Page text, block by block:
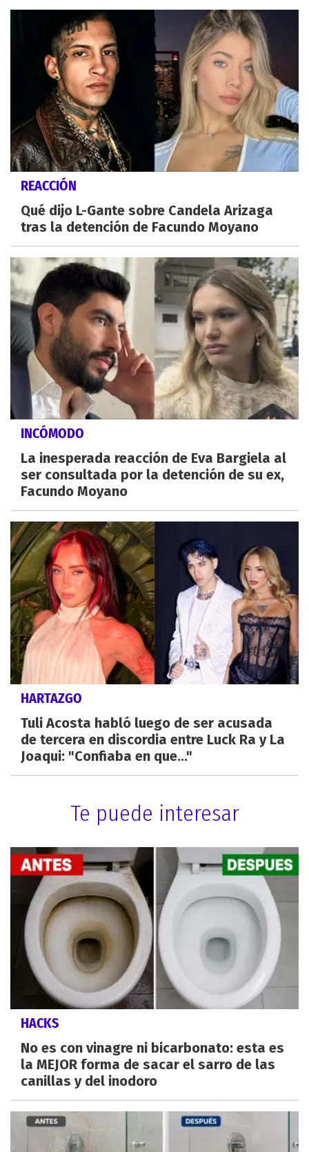
REACCIÓN
Qué dijo L-Gante sobre Candela Arizaga
tras la detención de Facundo Moyano
INCÓMODO
La inesperada reacción de Eva Bargiela al
ser consultada por la detención de su ex,
Facundo Moyano
HARTAZGO
Tuli Acosta habló luego de ser acusada
de tercera en discordia entre Luck Ra y La
Joaqui: "Confiaba en que..."
Te puede interesar
HACKS
No es con vinagre ni bicarbonato: esta es
la MEJOR forma de sacar el sarro de las
canillas y del inodoro